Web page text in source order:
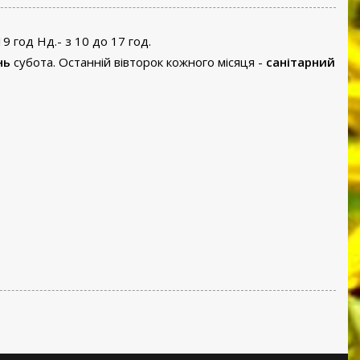
год Нд.- з 10 до 17 год.
субота. Останній вівторок кожного місяця - санітарний